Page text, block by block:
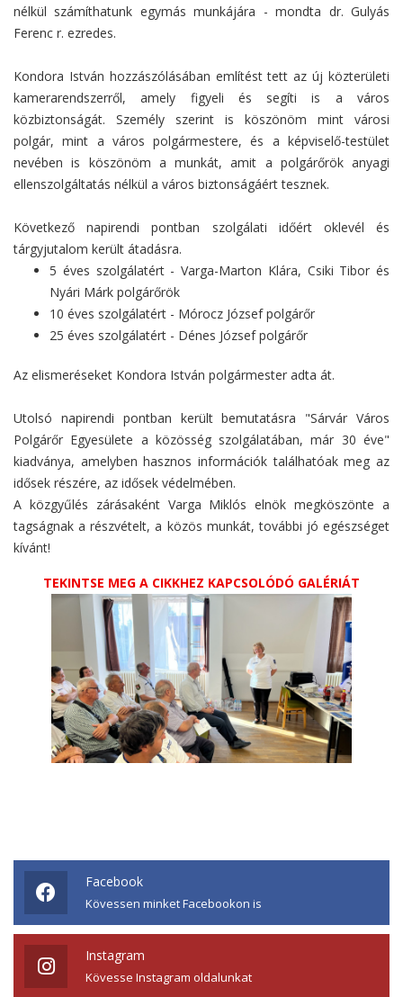
nélkül számíthatunk egymás munkájára - mondta dr. Gulyás
Ferenc r. ezredes.
Kondora István hozzászólásában említést tett az új közterületi
kamerarendszerről, amely figyeli és segíti is a város
közbiztonságát. Személy szerint is köszönöm mint városi
polgár, mint a város polgármestere, és a képviselő-testület
nevében is köszönöm a munkát, amit a polgárőrök anyagi
ellenszolgáltatás nélkül a város biztonságáért tesznek.
Következő napirendi pontban szolgálati időért oklevél és
tárgyjutalom került átadásra.
5 éves szolgálatért - Varga-Marton Klára, Csiki Tibor és
Nyári Márk polgárőrök
10 éves szolgálatért - Mórocz József polgárőr
25 éves szolgálatért - Dénes József polgárőr
Az elismeréseket Kondora István polgármester adta át.
Utolsó napirendi pontban került bemutatásra "Sárvár Város
Polgárőr Egyesülete a közösség szolgálatában, már 30 éve"
kiadványa, amelyben hasznos információk találhatóak meg az
idősek részére, az idősek védelmében.
A közgyűlés zárásaként Varga Miklós elnök megköszönte a
tagságnak a részvételt, a közös munkát, további jó egészséget
kívánt!
TEKINTSE MEG A CIKKHEZ KAPCSOLÓDÓ GALÉRIÁT
Facebook
Kövessen minket Facebookon is
Instagram
Kövesse Instagram oldalunkat